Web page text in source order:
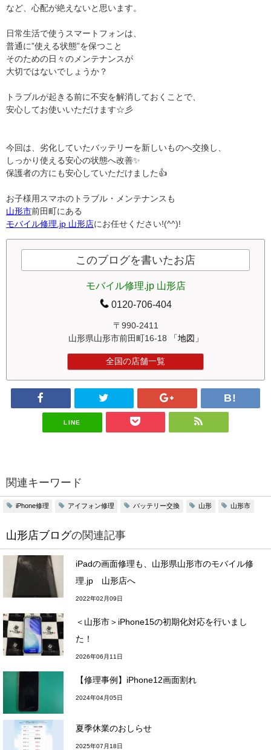
など、心配が絶えないと思います。
日常生活で使うスマートフォンは、
普通に”使える状態”を保つこと
そのための日々のメンテナンスが
大切ではないでしょうか？
トラブルが起きる前に不安を解消しておくことで、
安心してお使いいただけます☆彡
今回は、劣化していたバッテリーを新しいものへ交換し、
しっかり使える安心の状態へ改善✨
保護者の方にも安心していただけました👍
お子様用スマホのトラブル・メンテナンスも
山形市前田町にある
モバイル修理.jp 山形店にお任せください!(^^)!
このブログを書いたお店
モバイル修理.jp 山形店
0120-706-404
〒990-2411
山形県山形市前田町16-18
「地図」
全国の店舗一覧
LINE
関連キーワード
iPhone修理 アイフォン修理 バッテリー交換 山形 山形市
山形店ブログの関連記事
iPadの画面修理も、山形県山形市のモバイル修
理.jp 山形店へ
2022年02月09日
＜山形市＞iPhone15の初期化対応を行いまし
た！
2026年06月11日
【修理事例】iPhone12画面割れ
2024年04月05日
夏季休業のおしらせ
2025年07月18日